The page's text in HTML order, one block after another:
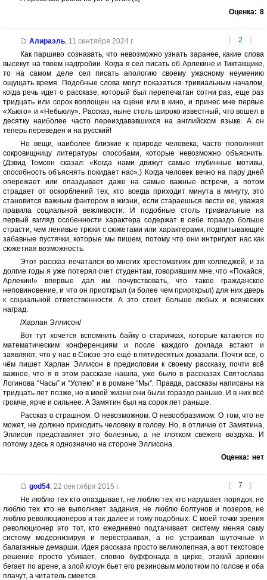
Оценка: 8
[ 2 ]
Алираэль, 11 сентября 2024 г.
Как паршиво сознавать, что невозможно узнать заранее, какие слова
высекут на твоем надгробии. Когда я сел писать об Арлекине и Тиктакщике,
то на самом деле сел писать апологию своему ужасному неумению
ощущать время. Подобные слова могут показаться тривиальным началом,
когда речь идет о рассказе, который был перепечатан сотни раз, еще раз
тридцать или сорок воплощен на сцене или в кино, и принес мне первые
«Хьюго» и «Небьюлу». Рассказ, ныне столь широко известный, что вошел в
десятку наиболее часто переиздававшихся на английском языке. А он
теперь переведен и на русский!
Но вещи, наиболее близкие к природе человека, часто пополняют
сокровищницу литературы способами, которые невозможно объяснить.
(Дэвид Томсон сказал: «Когда нами движут самые глубинные мотивы,
способность объяснять покидает нас».) Когда человек вечно на пару дней
опережает или опаздывает даже на самые важные встречи, а потом
страдает от оскорблений тех, кто всегда приходит минута в минуту, это
становится важным фактором в жизни, если стараешься вести ее, уважая
правила социальной вежливости. И подобные столь тривиальные на
первый взгляд особенности характера содержат в себе гораздо больше
страсти, чем ленивые трюки с сюжетами или характерами, подпитывающие
забавные пустячки, которые мы пишем, потому что они интригуют нас как
сюжетная возможность.
Этот рассказ печатался во многих хрестоматиях для колледжей, и за
долгие годы я уже потерял счет студентам, говорившим мне, что «Покайся,
Арлекин!» впервые дал им почувствовать, что такое гражданское
неповиновение, и что он приоткрыл (и более чем приоткрыл) для них дверь
к социальной ответственности. А это стоит больше любых и всяческих
наград.
/Харлан Эллисон/
Вот тут хочется вспомнить байку о старичках, которые катаются по
математическим конференциям и после каждого доклада встают и
заявляют, что у нас в Союзе это ещё в пятидесятых доказали. Почти всё, о
чём пишет Харлан Эллисон в предисловии к своему рассказу, почти всё
важное, что я в этом рассказе нашла, уже было в рассказах Святослава
Логинова “Часы” и “Успею” и в романе “Мы”. Правда, рассказы написаны на
тридцать лет позже, но в моей жизни они были гораздо раньше. И в них всё
громче, ярче и сильнее. А Замятин был на сорок лет раньше.
Рассказ о страшном. О невозможном. О невообразимом. О том, что не
может, не должно приходить человеку в голову. Но, в отличие от Замятина,
Эллисон представляет это болезнью, а не глотком свежего воздуха. И
потому здесь я однозначно на стороне Эллисона.
Оценка: нет
[ 7 ]
god54, 22 сентября 2015 г.
Не люблю тех кто опаздывает, не люблю тех кто нарушает порядок, не
люблю тех кто не выполняет задания, не люблю болтунов и позеров, не
люблю революционеров и так далее и тому подобных. С моей точки зрения
революционер это тот, кто ежедневно подтачивает систему меняя саму
систему модернизируя и перестраивая, а не устраивая шуточные и
балаганные демарши. Идея рассказа просто великолепная, а вот текстовое
решение просто убивает, словно буффонада в цирке, этакий арлекин
бегает по арене, а злой клоун бьет его резиновым молотком по голове и оба
плачут, а читатель смеется.